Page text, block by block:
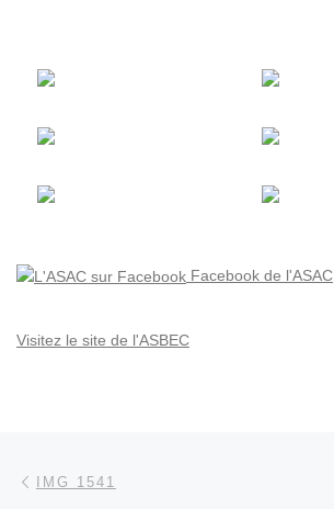
Facebook de l'ASAC
Visitez le site de l'ASBEC
Parcourir les articles
IMG 1541